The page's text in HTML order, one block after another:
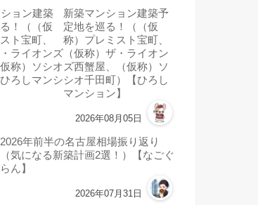
新築マンション建築予
定地を巡る！（（仮
称）プレミスト宝町、
（仮称）ザ・ライオン
ズ西蟹屋、（仮称）ソ
シオ千田町）【ひろし
マンション】
2026年08月05日
2026年前半の名古屋相場振り返り
（気になる新築計画2選！）【なごぐ
らん】
2026年07月31日